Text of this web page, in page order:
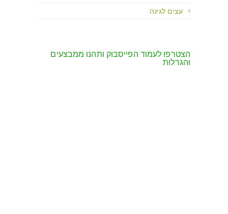
עצים לגינה
הצטרפו לעמוד הפייסבוק ותהנו ממבצעים
והגרלות